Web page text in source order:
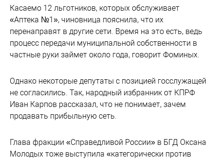
Касаемо 12 льготников, которых обслуживает
«Аптека №1», чиновница пояснила, что их
перенаправят в другие сети. Время на это есть, ведь
процесс передачи муниципальной собственности в
частные руки займет около года, говорит Фоминых.
Однако некоторые депутаты с позицией госслужащей
не согласились. Так, народный избранник от КПРФ
Иван Карпов рассказал, что не понимает, зачем
продавать прибыльную сеть.
Глава фракции «Справедливой России» в БГД Оксана
Молодых тоже выступила «категорически против